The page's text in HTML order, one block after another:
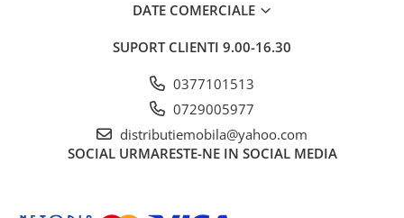
DATE COMERCIALE
SUPORT CLIENTI 9.00-16.30
0377101513
0729005977
distributiemobila@yahoo.com
SOCIAL URMARESTE-NE IN SOCIAL MEDIA